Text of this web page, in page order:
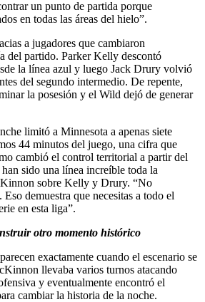
un punto de partida porque
en todas las áreas del hielo”.
a jugadores que cambiaron
del partido. Parker Kelly descontó
la línea azul y luego Jack Drury volvió
del segundo intermedio. De repente,
la posesión y el Wild dejó de generar
limitó a Minnesota a apenas siete
44 minutos del juego, una cifra que
cambió el control territorial a partir del
sido una línea increíble toda la
sobre Kelly y Drury. “No
demuestra que necesitas a todo el
en esta liga”.
otro momento histórico
exactamente cuando el escenario se
llevaba varios turnos atacando
y eventualmente encontró el
cambiar la historia de la noche.